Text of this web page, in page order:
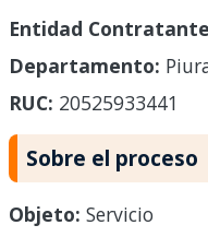
Entidad
Departamento:
RUC: 20525933441
Sobre el proceso
Objeto: Servicio